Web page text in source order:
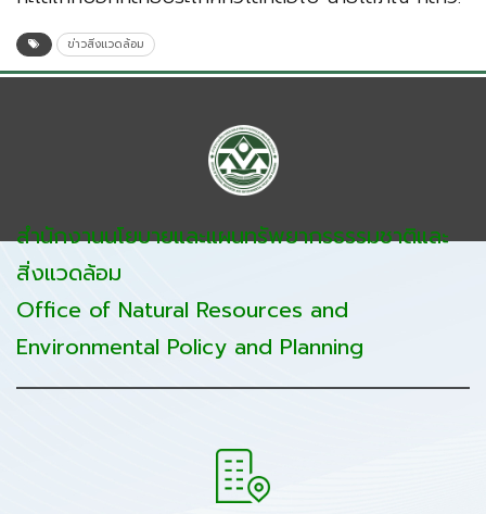
ข่าวสิ่งแวดล้อม
สำนักงานนโยบายและแผนทรัพยากรธรรมชาติและ
สิ่งแวดล้อม
Office of Natural Resources and
Environmental Policy and Planning